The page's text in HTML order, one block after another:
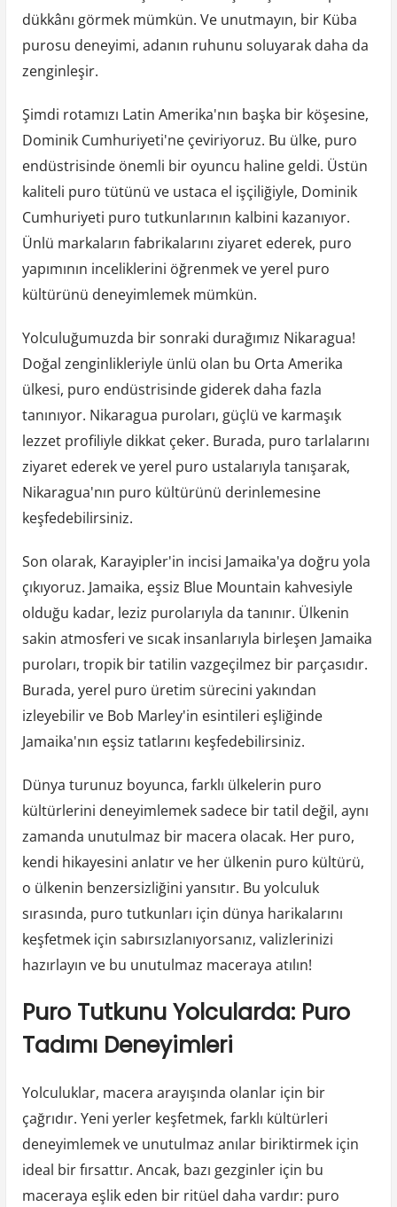
dükkânı görmek mümkün. Ve unutmayın, bir Küba
purosu deneyimi, adanın ruhunu soluyarak daha da
zenginleşir.
Şimdi rotamızı Latin Amerika'nın başka bir köşesine,
Dominik Cumhuriyeti'ne çeviriyoruz. Bu ülke, puro
endüstrisinde önemli bir oyuncu haline geldi. Üstün
kaliteli puro tütünü ve ustaca el işçiliğiyle, Dominik
Cumhuriyeti puro tutkunlarının kalbini kazanıyor.
Ünlü markaların fabrikalarını ziyaret ederek, puro
yapımının inceliklerini öğrenmek ve yerel puro
kültürünü deneyimlemek mümkün.
Yolculuğumuzda bir sonraki durağımız Nikaragua!
Doğal zenginlikleriyle ünlü olan bu Orta Amerika
ülkesi, puro endüstrisinde giderek daha fazla
tanınıyor. Nikaragua puroları, güçlü ve karmaşık
lezzet profiliyle dikkat çeker. Burada, puro tarlalarını
ziyaret ederek ve yerel puro ustalarıyla tanışarak,
Nikaragua'nın puro kültürünü derinlemesine
keşfedebilirsiniz.
Son olarak, Karayipler'in incisi Jamaika'ya doğru yola
çıkıyoruz. Jamaika, eşsiz Blue Mountain kahvesiyle
olduğu kadar, leziz purolarıyla da tanınır. Ülkenin
sakin atmosferi ve sıcak insanlarıyla birleşen Jamaika
puroları, tropik bir tatilin vazgeçilmez bir parçasıdır.
Burada, yerel puro üretim sürecini yakından
izleyebilir ve Bob Marley'in esintileri eşliğinde
Jamaika'nın eşsiz tatlarını keşfedebilirsiniz.
Dünya turunuz boyunca, farklı ülkelerin puro
kültürlerini deneyimlemek sadece bir tatil değil, aynı
zamanda unutulmaz bir macera olacak. Her puro,
kendi hikayesini anlatır ve her ülkenin puro kültürü,
o ülkenin benzersizliğini yansıtır. Bu yolculuk
sırasında, puro tutkunları için dünya harikalarını
keşfetmek için sabırsızlanıyorsanız, valizlerinizi
hazırlayın ve bu unutulmaz maceraya atılın!
Puro Tutkunu Yolcularda: Puro
Tadımı Deneyimleri
Yolculuklar, macera arayışında olanlar için bir
çağrıdır. Yeni yerler keşfetmek, farklı kültürleri
deneyimlemek ve unutulmaz anılar biriktirmek için
ideal bir fırsattır. Ancak, bazı gezginler için bu
maceraya eşlik eden bir ritüel daha vardır: puro